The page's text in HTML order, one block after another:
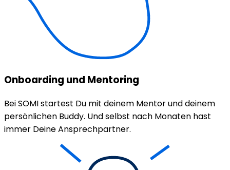
Onboarding und Mentoring
Bei SOMI startest Du mit deinem Mentor und deinem
persönlichen Buddy. Und selbst nach Monaten hast
immer Deine Ansprechpartner.